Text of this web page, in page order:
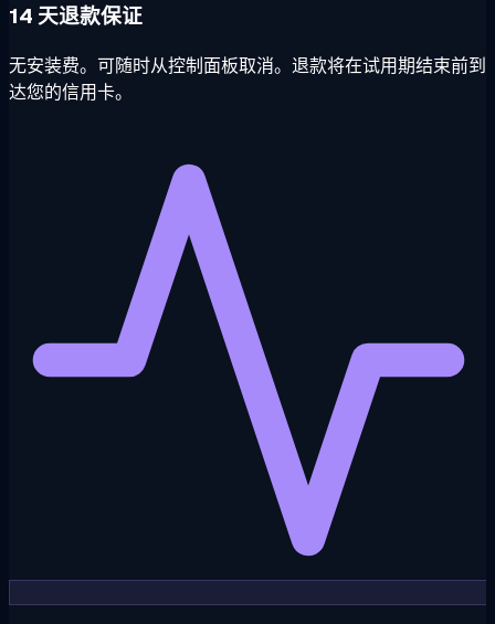
14 天退款保证
无安装费。可随时从控制面板取消。退款将在试用期结束前到
达您的信用卡。